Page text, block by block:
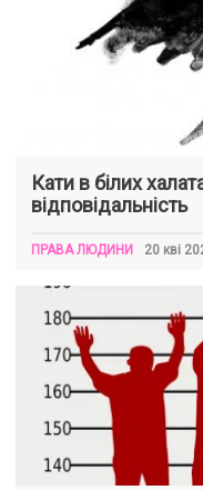
Кати в білих
відповідальність
ПРАВА ЛЮДИНИ 20 кві